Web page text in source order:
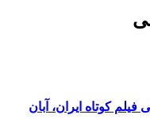
کوتاه ایران، آبان